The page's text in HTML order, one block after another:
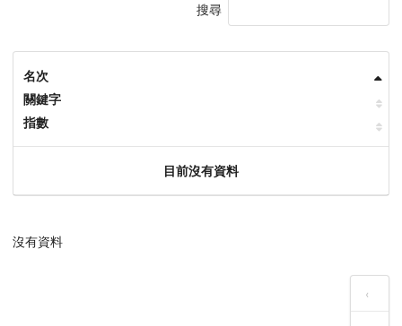
搜尋
名次
關鍵字
指數
目前沒有資料
沒有資料
‹